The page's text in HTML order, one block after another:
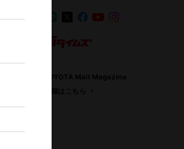
LINE Facebook
YouTube
TOYOTA Mail Magazine
登録はこちら